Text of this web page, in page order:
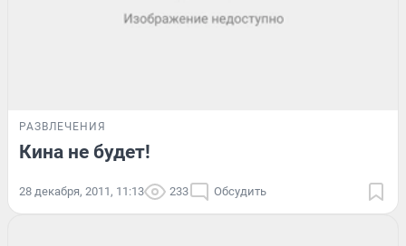
РАЗВЛЕЧЕНИЯ
Кина не будет!
28 декабря, 2011, 11:13 233 Обсудить